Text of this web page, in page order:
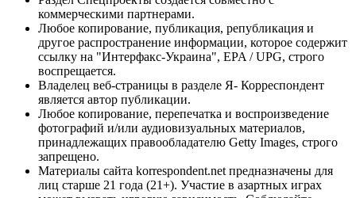
коммерческими партнерами.
Любое копирование, публикация, републикация и
другое распространение информации, которое содержит
ссылку на "Интерфакс-Украина", EPA / UPG, строго
воспрещается.
Владелец веб-страницы в разделе Я- Корреспондент
является автор публикации.
Любое копирование, перепечатка и воспроизведение
фотографий и/или аудиовизуальных материалов,
принадлежащих правообладателю Getty Images, строго
запрещено.
Материалы сайта korrespondent.net предназначены для
лиц старше 21 года (21+). Участие в азартных играх